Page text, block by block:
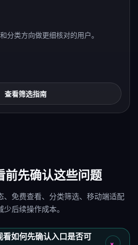
分类方向做更细核对的用户。
查看筛选指南
前先确认这些问题
、免费查看、分类筛选、移动端适配
后续操作成本。
如何先确认入口是否可